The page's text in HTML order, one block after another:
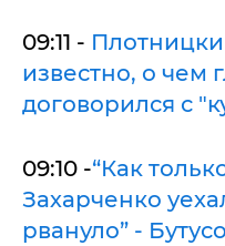
09:11 -
известно, о чем
договорился с
09:10 -“Как
Захарченко
рвануло” -